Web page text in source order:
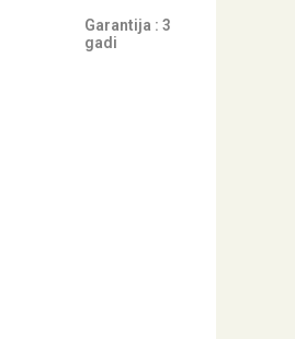
Garantija : 3
gadi